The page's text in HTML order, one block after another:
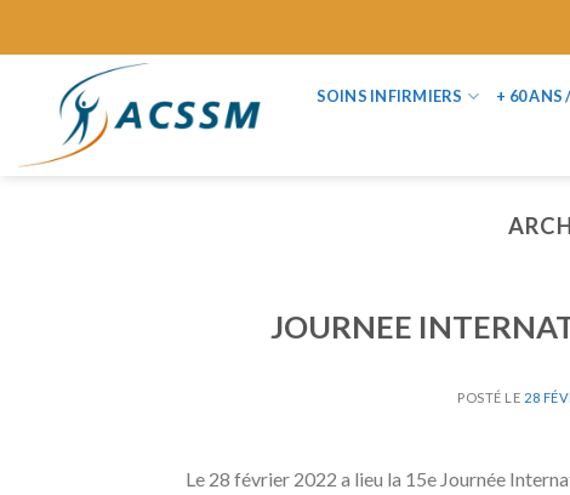
SOINS INFIRMIERS + 60 ANS
JOURNEE
POSTÉ LE 28
Le 28 février 2022 a lieu la 15e Journée